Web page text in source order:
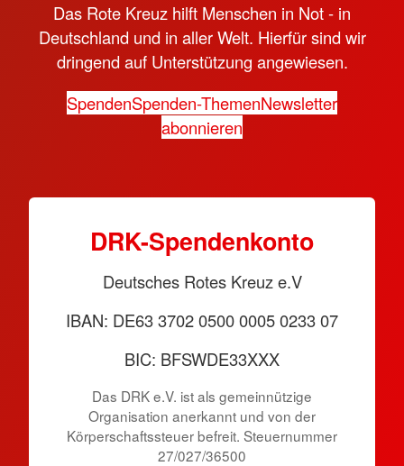
Das Rote Kreuz hilft Menschen in Not - in
Deutschland und in aller Welt. Hierfür sind wir
dringend auf Unterstützung angewiesen.
SpendenSpenden-ThemenNewsletter
abonnieren
DRK-Spendenkonto
Deutsches Rotes Kreuz e.V
IBAN: DE63 3702 0500 0005 0233 07
BIC: BFSWDE33XXX
Das DRK e.V. ist als gemeinnützige
Organisation anerkannt und von der
Körperschaftssteuer befreit. Steuernummer
27/027/36500